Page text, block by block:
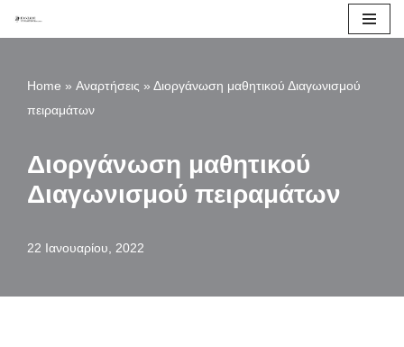
Home » Αναρτήσεις » Διοργάνωση μαθητικού Διαγωνισμού
πειραμάτων
Διοργάνωση μαθητικού
Διαγωνισμού πειραμάτων
22 Ιανουαρίου, 2022